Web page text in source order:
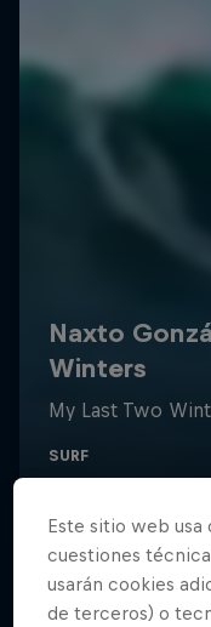
Este sitio web usa
cuestiones
usarán cookies
de terceros) o